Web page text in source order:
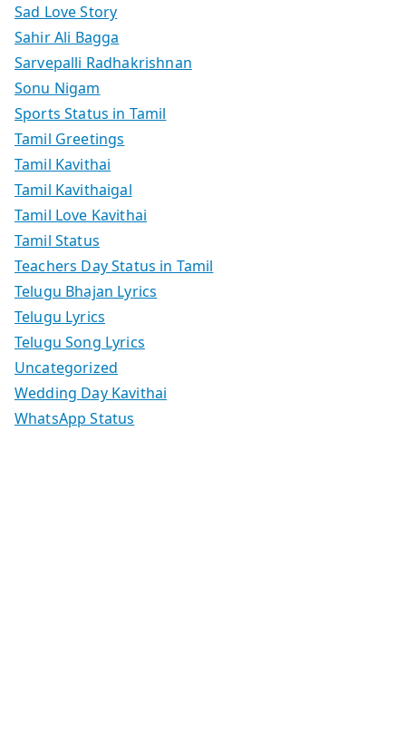
Sad Love Story
Sahir Ali Bagga
Sarvepalli Radhakrishnan
Sonu Nigam
Sports Status in Tamil
Tamil Greetings
Tamil Kavithai
Tamil Kavithaigal
Tamil Love Kavithai
Tamil Status
Teachers Day Status in Tamil
Telugu Bhajan Lyrics
Telugu Lyrics
Telugu Song Lyrics
Uncategorized
Wedding Day Kavithai
WhatsApp Status